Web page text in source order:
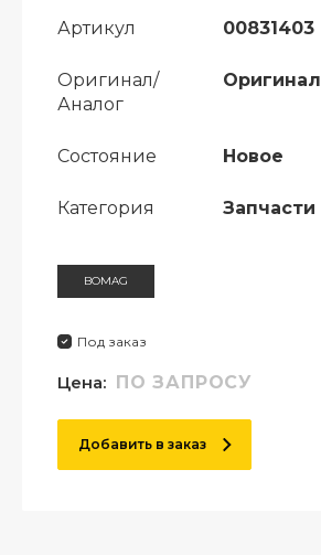
Артикул 00831403
Оригинал/
Аналог
Оригинал
Состояние Новое
Категория Запчасти
BOMAG
Под заказ
Цена: ПО ЗАПРОСУ
Добавить в заказ